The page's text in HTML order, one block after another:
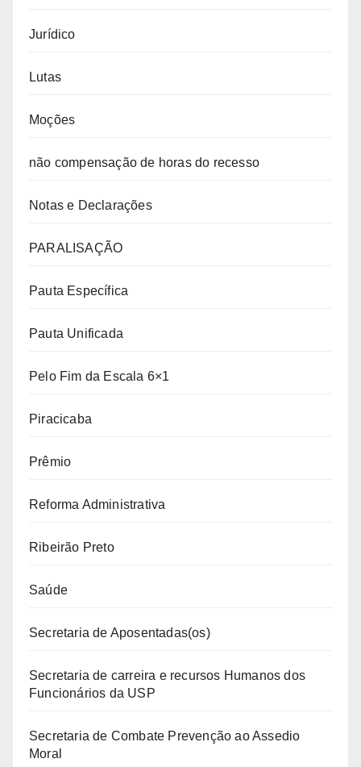
Jurídico
Lutas
Moções
não compensação de horas do recesso
Notas e Declarações
PARALISAÇÃO
Pauta Específica
Pauta Unificada
Pelo Fim da Escala 6×1
Piracicaba
Prêmio
Reforma Administrativa
Ribeirão Preto
Saúde
Secretaria de Aposentadas(os)
Secretaria de carreira e recursos Humanos dos
Funcionários da USP
Secretaria de Combate Prevenção ao Assedio
Moral